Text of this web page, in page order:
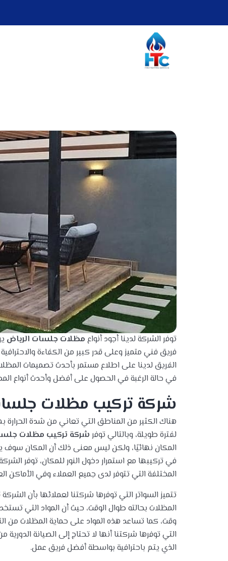
توفر الشركة لدينا أجود أنواع مظلات جلسات الرياض
فريق فني متميز وعلى قدر كبير من الكفاءة
الفريق لدينا على اطلاع مستمر بأحدث تصميمات
في حالة الرغبة في الحصول على أفضل وأحدث أنواع
شركة تركيب مظلات
هناك الكثير من المناطق التي تعاني من شدة الحرارة
لفترة طويلة، وبالتالي توفر شركة تركيب مظلات
المكان نهائيًا، ولكن ليس معنى ذلك أن المكان
في تركيبها مع استمرار دخول النور للمكان، توفر
المختلفة التي تتوفر لدى جميع العملاء وفي الأماكن
تتميز السواتر التي توفرها شركتنا لعملائها بأن
المظلات بحالته طوال الوقت، حيث أن المواد التي
وقت، كما تساعد هذه المواد على حماية المظلات من
التي توفرها شركتنا أنها لا تحتاج إلى الصيانة
الذي يتم باحترافية بواسطة أفضل فريق عمل.